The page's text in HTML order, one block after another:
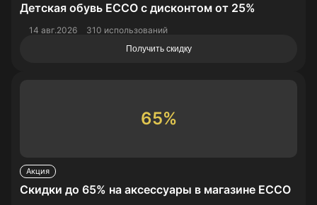
Детская обувь ECCO с дисконтом от 25%
14 авг.2026 310 использований
Получить скидку
65%
Акция
Скидки до 65% на аксессуары в магазине ECCO